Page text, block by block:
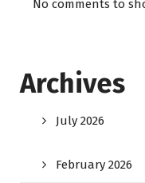
No comments to
Archives
July 2026
February 2026